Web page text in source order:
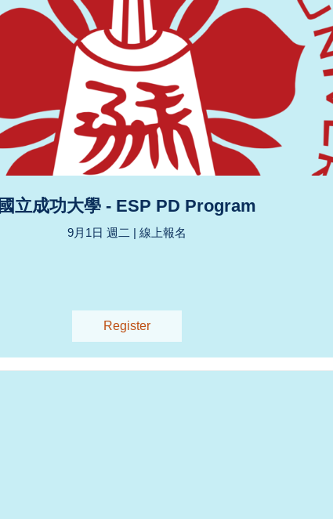
國立成功大學 - ESP PD Program
9月1日 週二 | 線上報名
Register